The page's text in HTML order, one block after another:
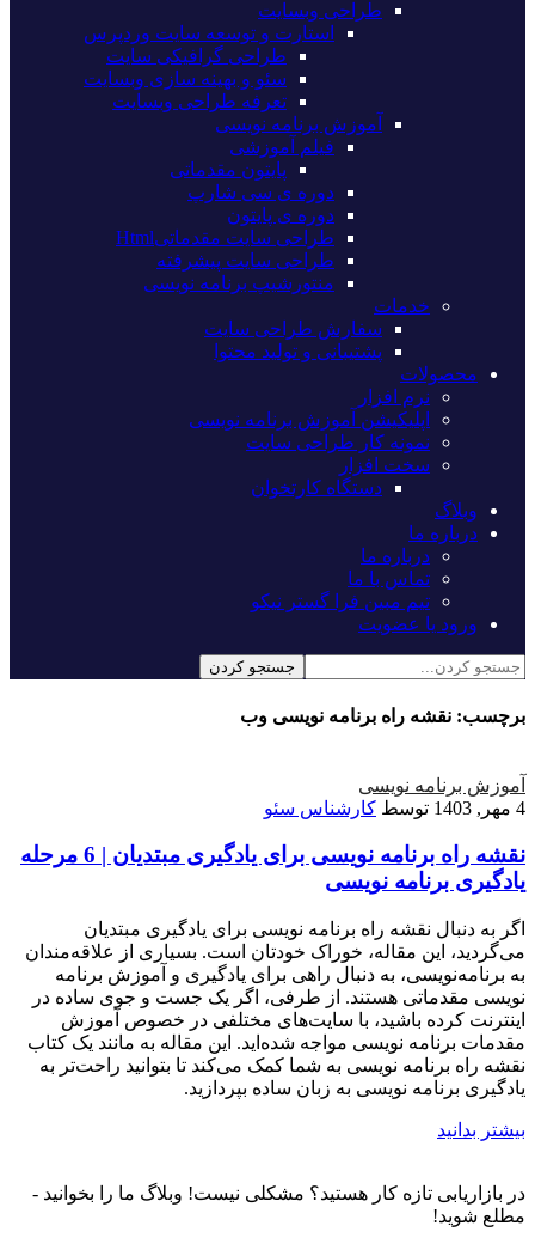
طراحی وبسایت
استارت و توسعه سایت وردپرس
طراحی گرافیکی سایت
سئو و بهینه سازی وبسایت
تعرفه طراحی وبسایت
آموزش برنامه نویسی
فیلم آموزشی
پایتون مقدماتی
دوره ی سی شارپ
دوره ی پایتون
طراحی سایت مقدماتیHtml
طراحی سایت پیشرفته
منتورشیپ برنامه نویسی
خدمات
سفارش طراحی سایت
پشتیبانی و تولید محتوا
محصولات
نرم افزار
اپلیکیشن آموزش برنامه نویسی
نمونه کار طراحی سایت
سخت افزار
دستگاه کارتخوان
وبلاگ
درباره ما
درباره ما
تماس با ما
تیم مبین فرا گستر نیکو
ورود یا عضویت
برچسب: نقشه راه برنامه نویسی وب
آموزش برنامه نویسی
4 مهر, 1403
توسط کارشناس سئو
نقشه راه برنامه نویسی برای یادگیری مبتدیان | 6 مرحله
یادگیری برنامه نویسی
اگر به دنبال نقشه راه برنامه نویسی برای یادگیری مبتدیان
می‌گردید، این مقاله، خوراک خودتان است. بسیاری از علاقه‌مندان
به برنامه‌نویسی، به دنبال راهی برای یادگیری و آموزش برنامه
نویسی مقدماتی هستند. از طرفی، اگر یک جست و جوی ساده در
اینترنت کرده باشید، با سایت‌های مختلفی در خصوص آموزش
مقدمات برنامه نویسی مواجه شده‌اید. این مقاله به مانند یک کتاب
نقشه راه برنامه نویسی به شما کمک می‌کند تا بتوانید راحت‌تر به
یادگیری برنامه نویسی به زبان ساده بپردازید.
بیشتر بدانید
در بازاریابی تازه کار هستید؟ مشکلی نیست! وبلاگ ما را بخوانید -
مطلع شوید!